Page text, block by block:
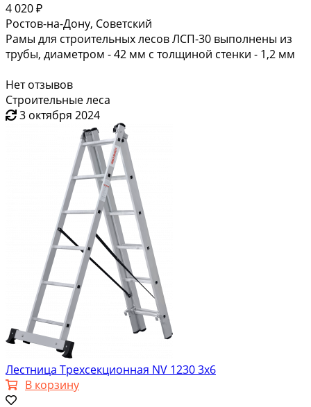
4 020 ₽
Ростов-на-Дону, Советский
Рамы для строительных лесов ЛСП-30 выполнены из
трубы, диаметром - 42 мм с толщиной стенки - 1,2 мм
Нет отзывов
Строительные леса
3 октября 2024
Лестница Трехсекционная NV 1230 3х6
В корзину